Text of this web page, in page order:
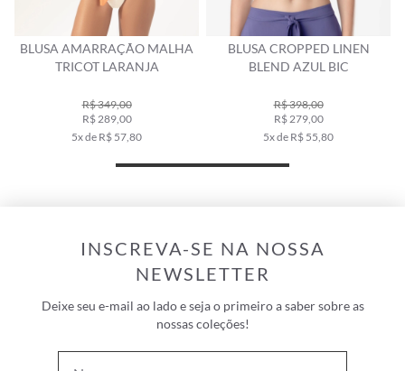
BLUSA AMARRAÇÃO MALHA
TRICOT LARANJA
R$ 349,00
R$ 289,00
5x de R$ 57,80
BLUSA CROPPED LINEN
BLEND AZUL BIC
R$ 398,00
R$ 279,00
5x de R$ 55,80
INSCREVA-SE NA NOSSA
NEWSLETTER
Deixe seu e-mail ao lado e seja o primeiro a saber sobre as
nossas coleções!